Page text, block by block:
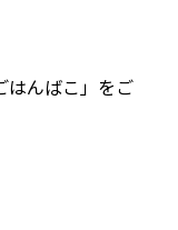
はんばこ」をご